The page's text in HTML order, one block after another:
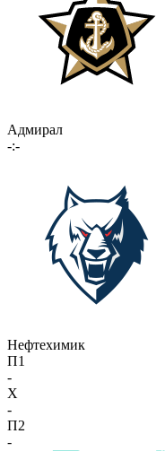
Адмирал
-:-
Нефтехимик
П1
-
X
-
П2
-